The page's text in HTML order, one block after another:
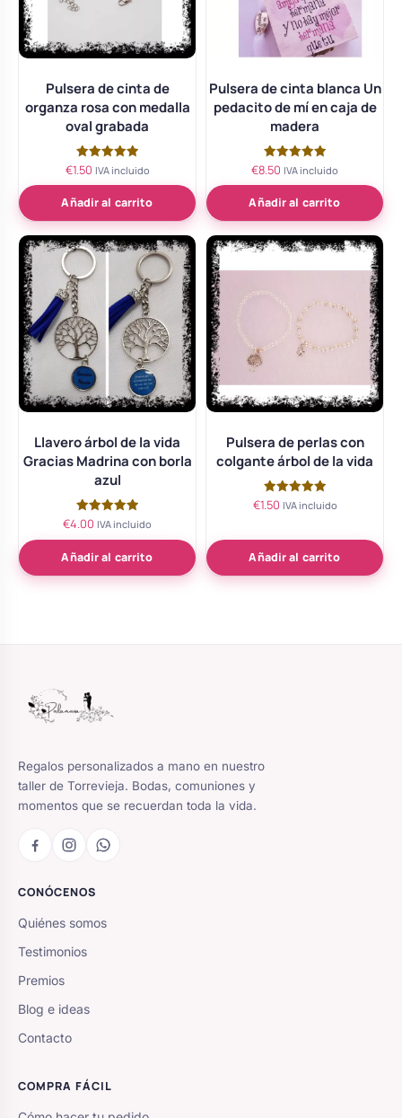
Pulsera de cinta de
organza rosa con medalla
oval grabada
Valorado
de 5
€1.50 IVA incluido
Añadir al carrito
Pulsera de cinta blanca Un
pedacito de mí en caja de
madera
Valorado
de 5
€8.50 IVA incluido
Añadir al carrito
Llavero árbol de la vida
Gracias Madrina con borla
azul
Valorado
5.00
de 5
€4.00 IVA incluido
Añadir al carrito
Pulsera de perlas con
colgante árbol de la vida
Valorado
€1.50 IVA incluido
Añadir al carrito
Regalos personalizados a mano en nuestro
taller de Torrevieja. Bodas, comuniones y
momentos que se recuerdan toda la vida.
CONÓCENOS
Quiénes somos
Testimonios
Premios
Blog e ideas
Contacto
COMPRA FÁCIL